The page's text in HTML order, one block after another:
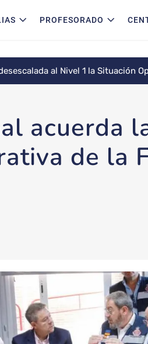
PROFESORADO
al Nivel 1 la Situación
acuerda
de la